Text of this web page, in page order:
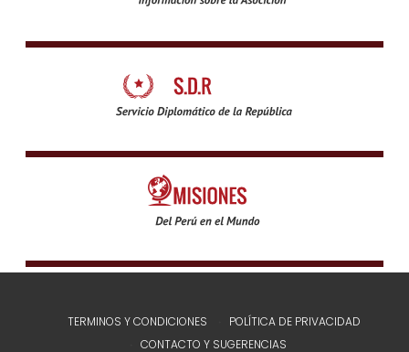
TERMINOS Y CONDICIONES
POLÍTICA DE PRIVACIDAD
CONTACTO Y SUGERENCIAS